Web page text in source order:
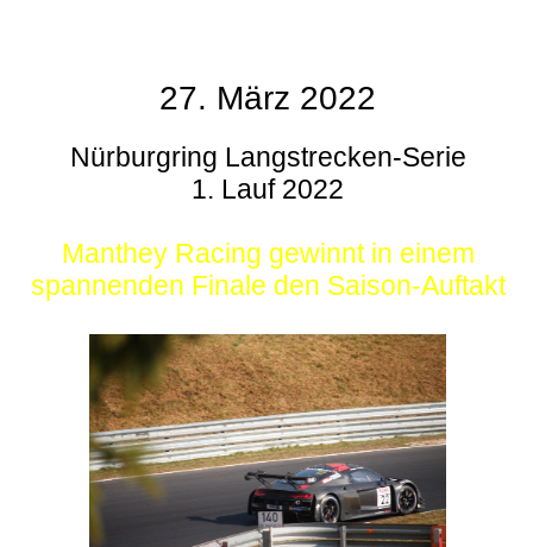
27. März 2022
Nürburgring Langstrecken-Serie
1. Lauf 2022
Manthey Racing gewinnt in einem
spannenden Finale den Saison-Auftakt